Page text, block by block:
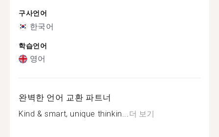
구사언어
한국어
학습언어
영어
완벽한 언어 교환 파트너
Kind & smart, unique thinkin...더 보기